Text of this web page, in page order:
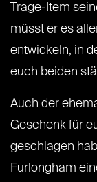
Trage-Item
müsst er es
entwickeln, in
euch beiden
Auch der
Geschenk für
geschlagen
Furlongham